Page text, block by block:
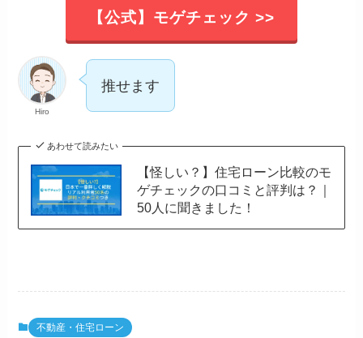
【公式】モゲチェック >>
Hiro
推せます
あわせて読みたい
【怪しい？】住宅ローン比較のモ
ゲチェックの口コミと評判は？｜
50人に聞きました！
不動産・住宅ローン